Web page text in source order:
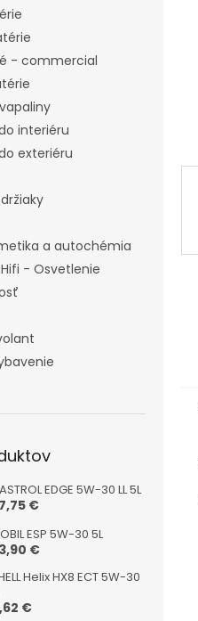
- commercial
interiéru
exteriéru
a autochémia
- Osvetlenie
EDGE 5W-30 LL 5L
€
ESP 5W-30 5L
€
Helix HX8 ECT 5W-30
€